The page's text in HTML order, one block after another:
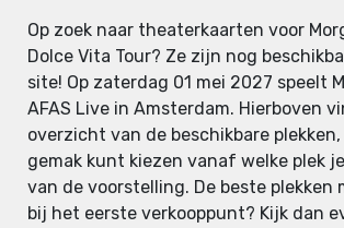
Op zoek naar theaterkaarten voor
Dolce Vita Tour? Ze zijn nog
site! Op zaterdag 01 mei 2027 speelt
AFAS Live in Amsterdam. Hierboven
overzicht van de beschikbare
gemak kunt kiezen vanaf welke plek
van de voorstelling. De beste plekken
bij het eerste verkooppunt? Kijk dan